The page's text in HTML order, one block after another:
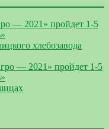
— 2021» пройдет 1-5
хлебозавода
— 2021» пройдет 1-5